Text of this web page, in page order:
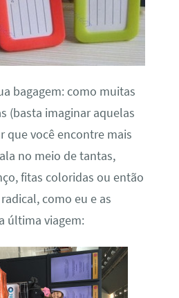
bagagem: como muitas
(basta imaginar aquelas
que você encontre mais
no meio de tantas,
fitas coloridas ou então
como eu e as
última viagem: